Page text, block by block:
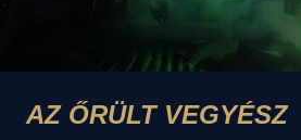
AZ ŐRÜLT VEGYÉSZ